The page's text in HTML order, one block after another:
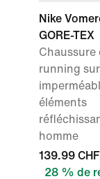
Nike
GORE-TEX
Chaussure
running
éléments
homme
139.99 CHF
28 % de